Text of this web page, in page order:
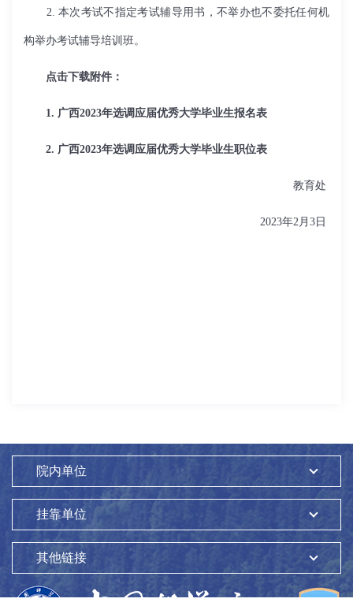
2. 本次考试不指定考试辅导用书，不举办也不委托任何机
构举办考试辅导培训班。
点击下载附件：
1. 广西2023年选调应届优秀大学毕业生报名表
2. 广西2023年选调应届优秀大学毕业生职位表
教育处
2023年2月3日
院内单位
挂靠单位
其他链接